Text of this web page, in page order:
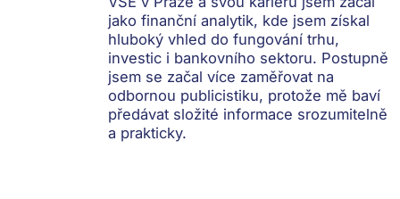
jako finanční analytik, kde jsem získal
hluboký vhled do fungování trhu,
investic i bankovního sektoru. Postupně
jsem se začal více zaměřovat na
odbornou publicistiku, protože mě baví
předávat složité informace srozumitelně
a prakticky.